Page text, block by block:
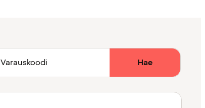
Varauskoodi Hae